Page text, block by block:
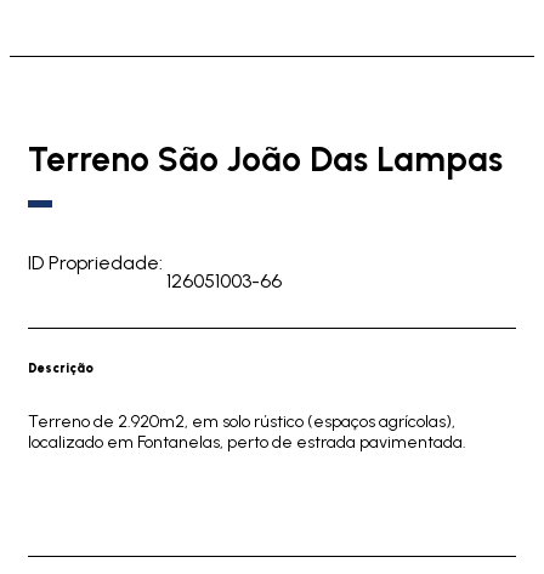
Terreno São João Das Lampas
ID Propriedade:
126051003-66
Descrição
Terreno de 2.920m2, em solo rústico (espaços agrícolas),
localizado em Fontanelas, perto de estrada pavimentada.